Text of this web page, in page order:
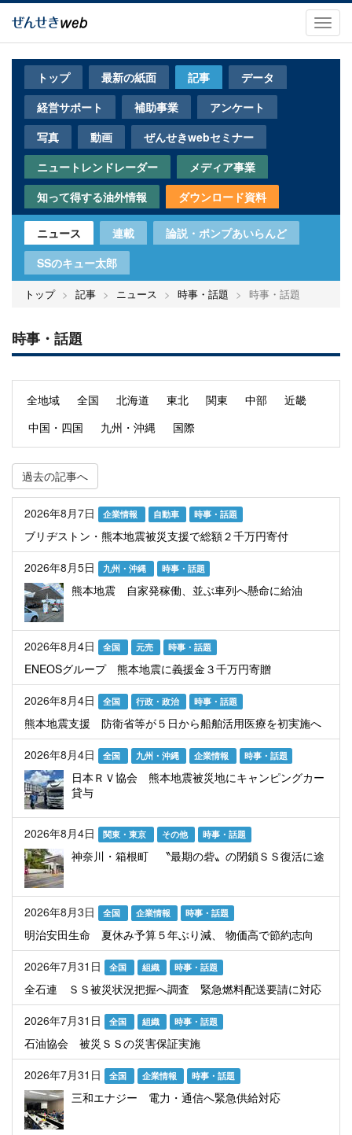
メ
トップ 最新の紙面 記事
データ
経営サポート
補助事業
アンケート
写真
動画
ぜんせきwebセミナー
ニュートレンドレーダー
メディア事業
知って得する油外情報
ダウンロード資料
ニュース 連載
論説・ポンプあいらんど
SSのキュー太郎
トップ 記事 ニュース 時事・話題 時事・話題
時事・話題
全地域 全国 北海道 東北 関東 中部
近畿
中国・四国
九州・沖縄 国際
過去の記事へ
2026年8月7日 企業情報 自動車 時事・話題
ブリヂストン・熊本地震被災支援で総額２千万円寄付
2026年8月5日
九州・沖縄 時事・話題
熊本地震 自家発稼働、並ぶ車列へ懸命に給油
2026年8月4日 全国 元売 時事・話題
ENEOSグループ 熊本地震に義援金３千万円寄贈
2026年8月4日
全国 行政・政治 時事・話題
熊本地震支援 防衛省等が５日から船舶活用医療を初実施へ
2026年8月4日
全国 九州・沖縄 企業情報 時事・話題
日本ＲＶ協会 熊本地震被災地にキャンピングカー
貸与
2026年8月4日 関東・東京 その他 時事・話題
神奈川・箱根町 〝最期の砦〟の閉鎖ＳＳ復活に途
2026年8月3日 全国 企業情報 時事・話題
明治安田生命 夏休み予算５年ぶり減、 物価高で節約志向
2026年7月31日
全国 組織 時事・話題
全石連 ＳＳ被災状況把握へ調査 緊急燃料配送要請に対応
2026年7月31日
全国 組織 時事・話題
石油協会 被災ＳＳの災害保証実施
2026年7月31日
全国 企業情報 時事・話題
三和エナジー 電力・通信へ緊急供給対応